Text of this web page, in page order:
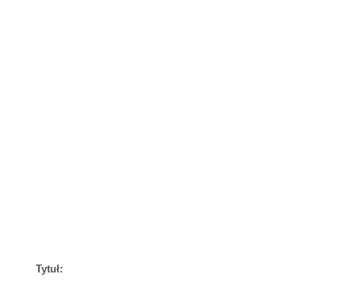
Tytuł: